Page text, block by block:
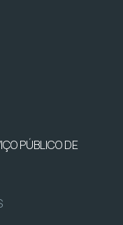
PÚBLICO DE